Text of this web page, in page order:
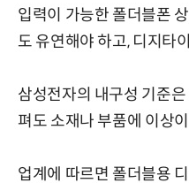
입력이 가능한 폴더블폰
도 유연해야 하고, 디지타
삼성전자의 내구성 기준
펴도 소재나 부품에 이상
업계에 따르면 폴더블용